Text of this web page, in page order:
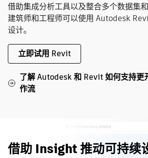
借助集成分析工具以及整合多个数据集
建筑师和工程师可以使用 Autodesk
设计。
立即试用 Revit
了解 Autodesk 和 Revit 如何支持更
作流
借助 Insight 推动可持续